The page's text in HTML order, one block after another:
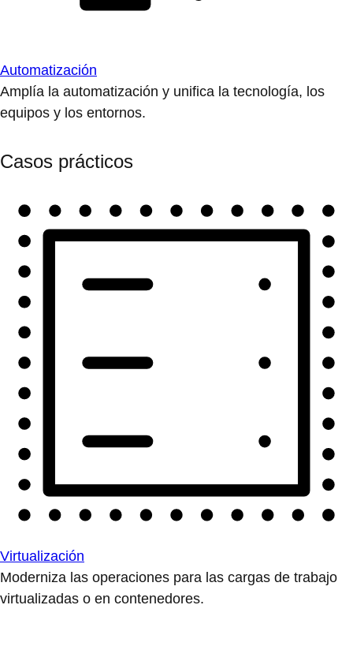
Automatización
Amplía la automatización y unifica la tecnología, los
equipos y los entornos.
Casos prácticos
Virtualización
Moderniza las operaciones para las cargas de trabajo
virtualizadas o en contenedores.